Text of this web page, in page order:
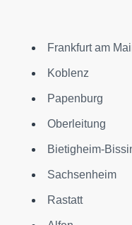
Frankfurt am
Koblenz
Papenburg
Oberleitung
Bietigheim-
Sachsenheim
Rastatt